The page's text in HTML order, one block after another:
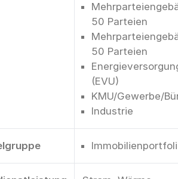
50 Parteien
50 Parteien
(EVU)
KMU/Gewerbe/
Industrie